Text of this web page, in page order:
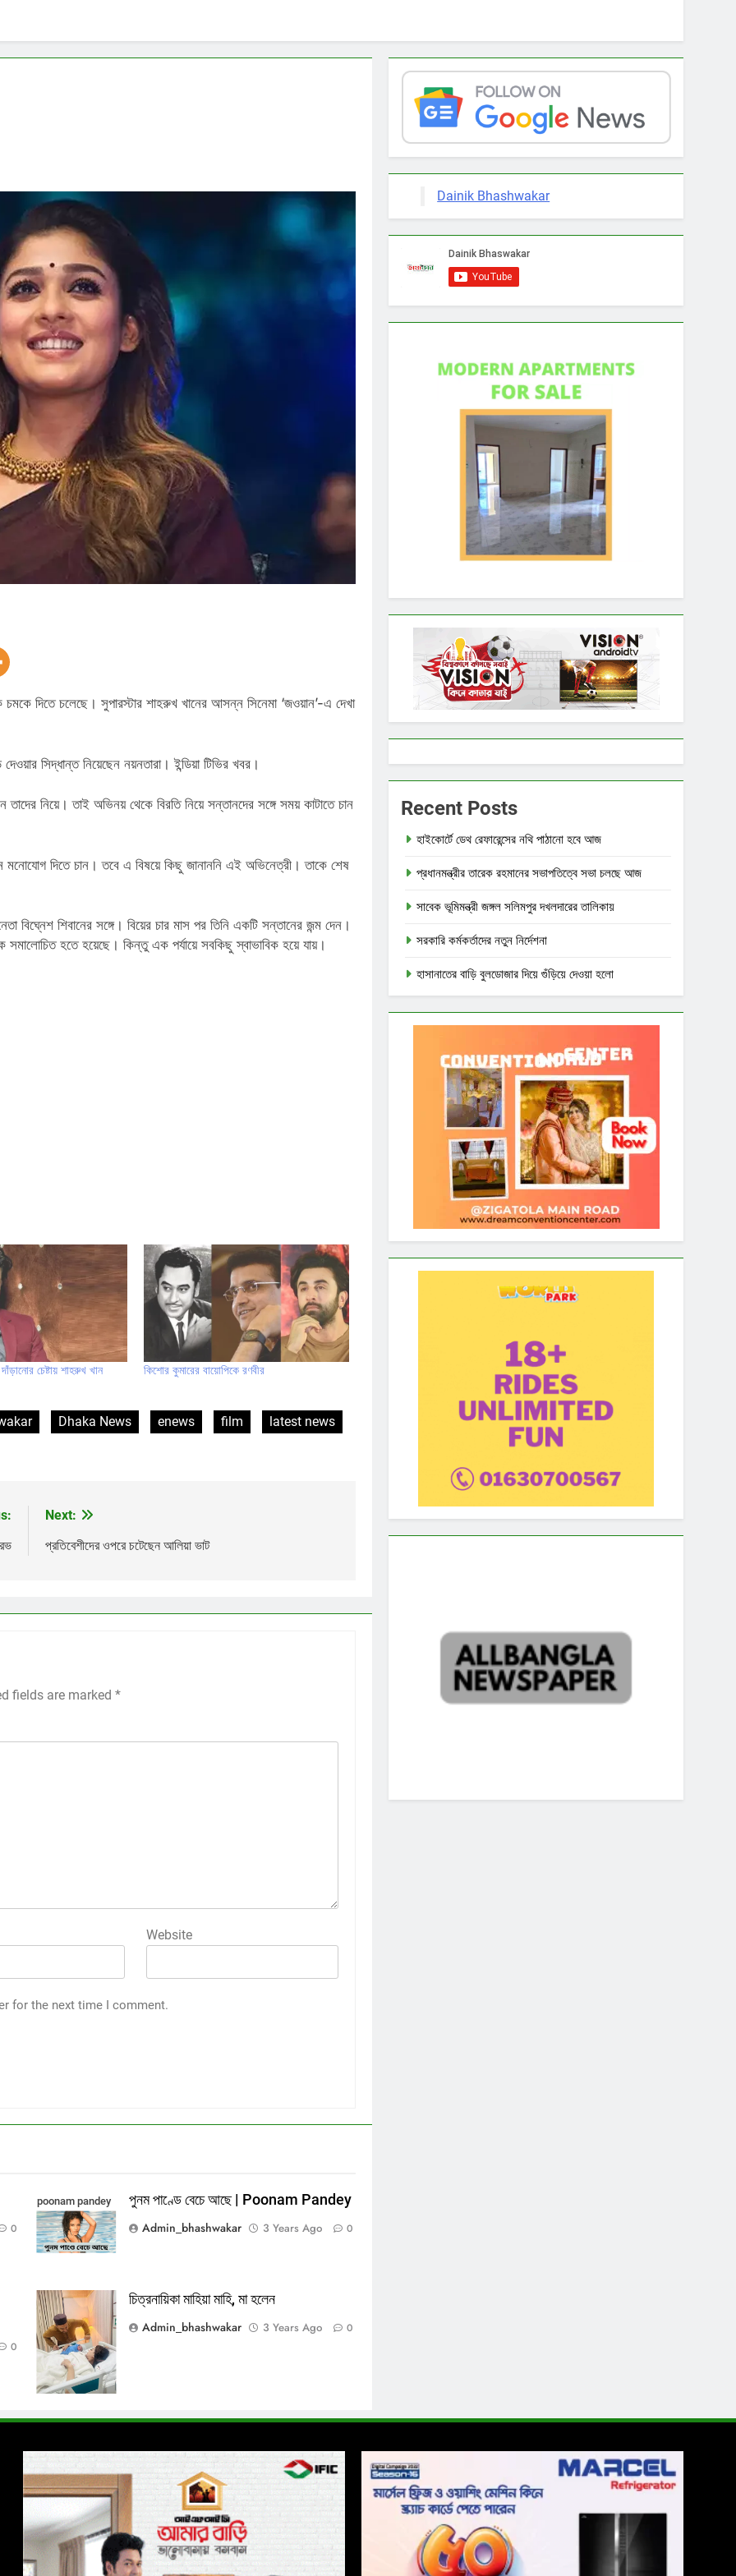
চমকে দিতে চলেছে। সুপারস্টার শাহরুখ খানের আসন্ন সিনেমা ‘জওয়ান’-এ দেখা
সিদ্ধান্ত নিয়েছেন নয়নতারা। ইন্ডিয়া টিভির খবর।
নিয়ে। তাই অভিনয় থেকে বিরতি নিয়ে সন্তানদের সঙ্গে সময় কাটাতে চান
দিতে চান। তবে এ বিষয়ে কিছু জানাননি এই অভিনেত্রী। তাকে শেষ
বিঘ্নেশ শিবানের সঙ্গে। বিয়ের চার মাস পর তিনি একটি সন্তানের জন্ম দেন।
হতে হয়েছে। কিন্তু এক পর্যায়ে সবকিছু স্বাভাবিক হয়ে যায়।
চেষ্টায় শাহরুখ খান কিশোর কুমারের বায়োপিকে রণবীর
Dhaka News enews film
latest news
Next:
প্রতিবেশীদের ওপরে চটেছেন আলিয়া ভাট
fields are marked *
Website
for the next time I comment.
0
poonam pandey
পুনম পাণ্ডে বেচে আছে | Poonam Pandey
Admin_bhashwakar
3 Years Ago 0
0
mahia-mahi-
motherhood-1
চিত্রনায়িকা মাহিয়া মাহি, মা হলেন
Admin_bhashwakar
3 Years Ago 0
Dainik Bhashwakar
Recent Posts
হাইকোর্টে ডেথ রেফারেন্সের নথি পাঠানো হবে আজ
প্রধানমন্ত্রীর তারেক রহমানের সভাপতিত্বে সভা চলছে আজ
সাবেক ভূমিমন্ত্রী জঙ্গল সলিমপুর দখলদারের তালিকায়
সরকারি কর্মকর্তাদের নতুন নির্দেশনা
হাসানাতের বাড়ি বুলডোজার দিয়ে গুঁড়িয়ে দেওয়া হলো